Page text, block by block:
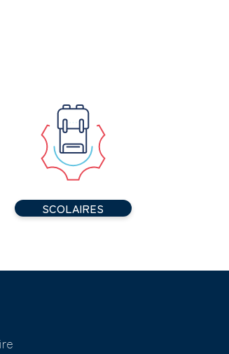
SCOLAIRES